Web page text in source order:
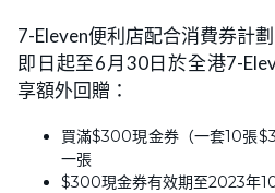
7-Eleven便利店配合消費券計
即日起至6月30日於全港7-
享額外回贈：
買滿$300現金券（一套10張
一張
$300現金券有效期至2023年